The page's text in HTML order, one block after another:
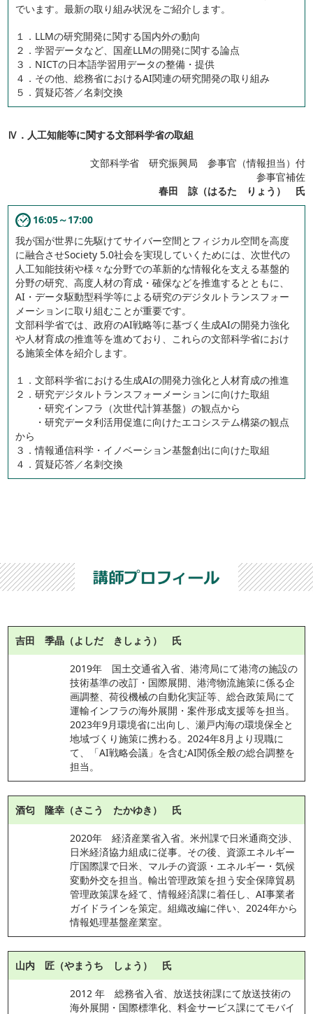
でいます。最新の取り組み状況をご紹介します。
１．LLMの研究開発に関する国内外の動向
２．学習データなど、国産LLMの開発に関する論点
３．NICTの日本語学習用データの整備・提供
４．その他、総務省におけるAI関連の研究開発の取り組み
５．質疑応答／名刺交換
Ⅳ．人工知能等に関する文部科学省の取組
文部科学省 研究振興局 参事官（情報担当）付
参事官補佐
春田 諒（はるた りょう） 氏
16:05～17:00
我が国が世界に先駆けてサイバー空間とフィジカル空間を高度
に融合させSociety 5.0社会を実現していくためには、次世代の
人工知能技術や様々な分野での革新的な情報化を支える基盤的
分野の研究、高度人材の育成・確保などを推進するとともに、
AI・データ駆動型科学等による研究のデジタルトランスフォー
メーションに取り組むことが重要です。
文部科学省では、政府のAI戦略等に基づく生成AIの開発力強化
や人材育成の推進等を進めており、これらの文部科学省におけ
る施策全体を紹介します。
１．文部科学省における生成AIの開発力強化と人材育成の推進
２．研究デジタルトランスフォーメーションに向けた取組
・研究インフラ（次世代計算基盤）の観点から
・研究データ利活用促進に向けたエコシステム構築の観点
から
３．情報通信科学・イノベーション基盤創出に向けた取組
４．質疑応答／名刺交換
吉田 季晶（よしだ きしょう） 氏
2019年　国土交通省入省、港湾局にて港湾の施設の
技術基準の改訂・国際展開、港湾物流施策に係る企
画調整、荷役機械の自動化実証等、総合政策局にて
運輸インフラの海外展開・案件形成支援等を担当。
2023年9月環境省に出向し、瀬戸内海の環境保全と
地域づくり施策に携わる。2024年8月より現職に
て、「AI戦略会議」を含むAI関係全般の総合調整を
担当。
酒匂 隆幸（さこう たかゆき） 氏
2020年　経済産業省入省。米州課で日米通商交渉、
日米経済協力組成に従事。その後、資源エネルギー
庁国際課で日米、マルチの資源・エネルギー・気候
変動外交を担当。輸出管理政策を担う安全保障貿易
管理政策課を経て、情報経済課に着任し、AI事業者
ガイドラインを策定。組織改編に伴い、2024年から
情報処理基盤産業室。
山内 匠（やまうち しょう） 氏
2012 年　総務省入省、放送技術課にて放送技術の
海外展開・国際標準化、料金サービス課にてモバイ